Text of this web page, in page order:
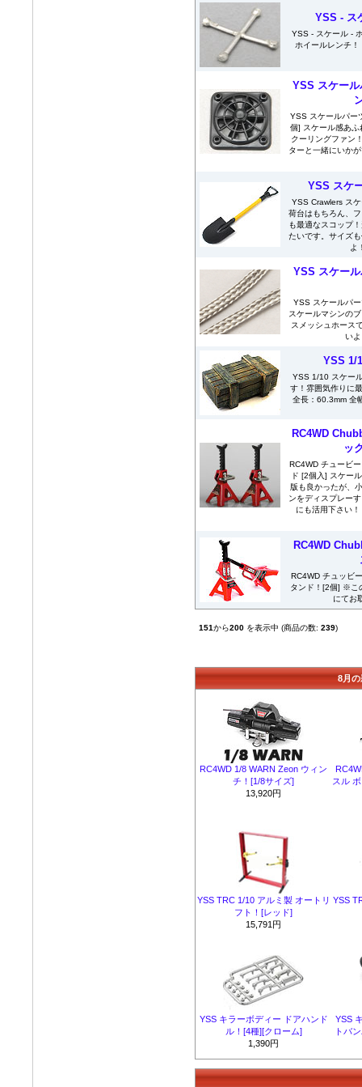
YSS - ス
YSS - スケール -
ホイールレンチ
YSS スケー
YSS スケールパー
個] スケール感あふ
クーリングファン
ターと一緒にいか
YSS スケ
YSS Crawlers ス
荷台はもちろん、
も最適なスコップ
たいです。サイズ
よ
YSS スケー
YSS スケールパ
スケールマシンの
スメッシュホース
い
YSS 1/
YSS 1/10 スケー
す！雰囲気作りに
全長：60.3mm 全
RC4WD
ッ
RC4WD チュービ
ド [2個入] スケー
版も良かったが、
ンをディスプレー
にも活用下さい
RC4WD
RC4WD チュッビ
タンド！[2個] ※こ
にてお
151から200を表示中 (商品の数: 239)
8月
RC4WD 1/8 WARN Zeon ウィン
チ！[1/8サイズ]
13,920円
スル
YSS TRC 1/10 アルミ製 オートリ
フト！[レッド]
15,791円
YSS
YSS キラーボディー ドアハンド
ル！[4種][クローム]
1,390円
YSS
トバ